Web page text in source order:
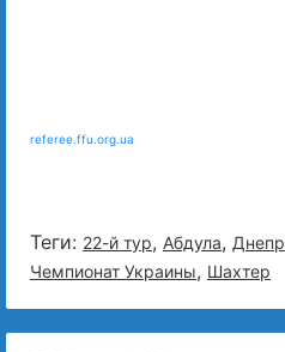
referee.ffu.org.ua
Теги: 22-й тур, Абдула, Днепр
Чемпионат Украины, Шахтер